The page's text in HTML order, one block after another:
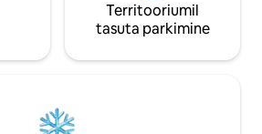
Territooriumil
tasuta parkimine